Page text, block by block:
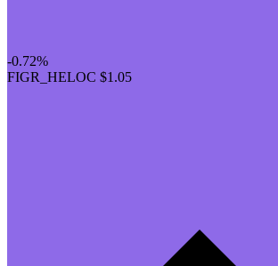
-0.72%
FIGR_HELOC $1.05